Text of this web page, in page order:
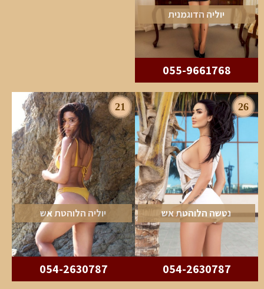
יוליה הדוגמנית
055-9661768
26
נטשה הלוהטת אש
054-2630787
21
יוליה הלוהטת אש
054-2630787